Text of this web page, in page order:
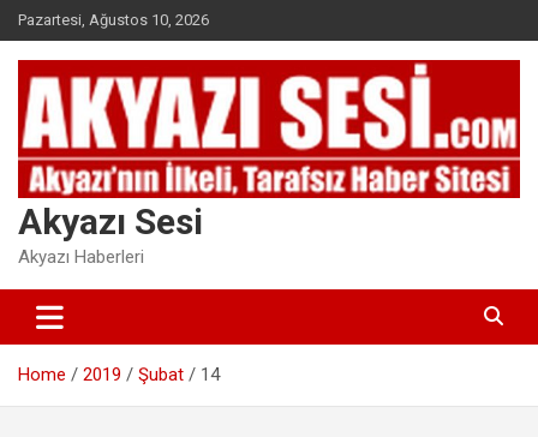
Skip
to
content
Pazartesi, Ağustos 10, 2026
Akyazı Sesi
Akyazı Haberleri
Home 2019 Şubat 14